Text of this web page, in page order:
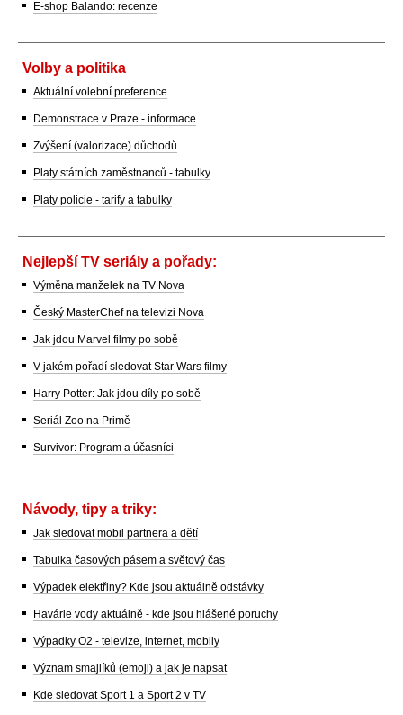
E-shop Balando: recenze
Volby a politika
Aktuální volební preference
Demonstrace v Praze - informace
Zvýšení (valorizace) důchodů
Platy státních zaměstnanců - tabulky
Platy policie - tarify a tabulky
Nejlepší TV seriály a pořady:
Výměna manželek na TV Nova
Český MasterChef na televizi Nova
Jak jdou Marvel filmy po sobě
V jakém pořadí sledovat Star Wars filmy
Harry Potter: Jak jdou díly po sobě
Seriál Zoo na Primě
Survivor: Program a účasníci
Návody, tipy a triky:
Jak sledovat mobil partnera a dětí
Tabulka časových pásem a světový čas
Výpadek elektřiny? Kde jsou aktuálně odstávky
Havárie vody aktuálně - kde jsou hlášené poruchy
Výpadky O2 - televize, internet, mobily
Význam smajlíků (emoji) a jak je napsat
Kde sledovat Sport 1 a Sport 2 v TV